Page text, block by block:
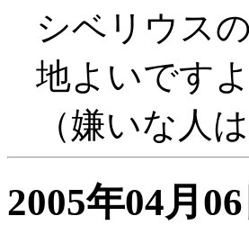
シベリウス
地よいです
（嫌いな人
2005年04月